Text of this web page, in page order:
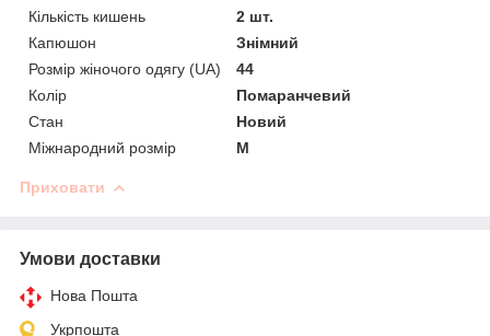
Кількість кишень
2 шт.
Капюшон
Знімний
Розмір жіночого одягу (UA)
44
Колір
Помаранчевий
Стан
Новий
Міжнародний розмір
M
Приховати
Умови доставки
Нова Пошта
Укрпошта